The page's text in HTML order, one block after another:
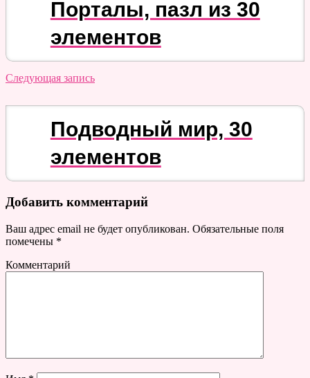
Порталы, пазл из 30
элементов
Следующая запись
Подводный мир, 30
элементов
Добавить комментарий
Ваш адрес email не будет опубликован. Обязательные поля
помечены *
Комментарий